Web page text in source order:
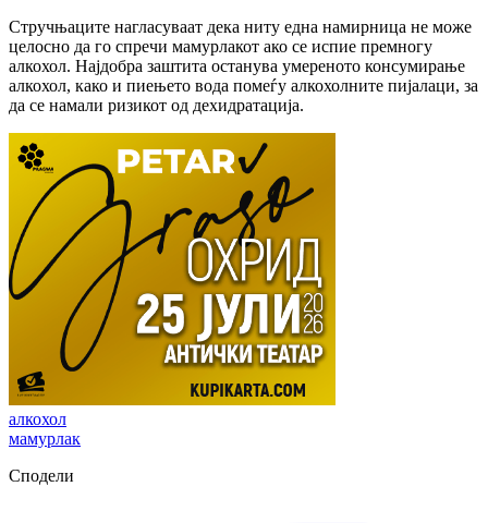
Стручњаците нагласуваат дека ниту една намирница не може
целосно да го спречи мамурлакот ако се испие премногу
алкохол. Најдобра заштита останува умереното консумирање
алкохол, како и пиењето вода помеѓу алкохолните пијалаци, за
да се намали ризикот од дехидратација.
алкохол
мамурлак
Сподели